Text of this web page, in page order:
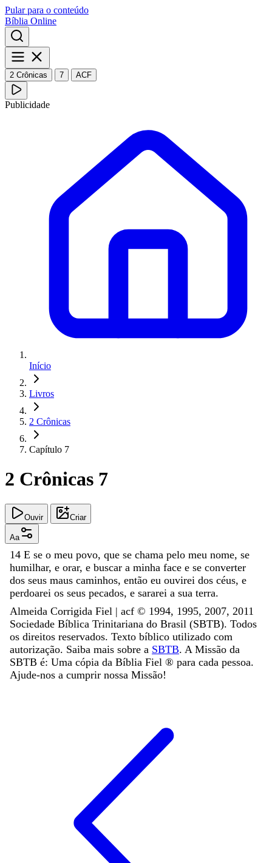
Pular para o conteúdo
Bíblia Online
2 Crônicas 7 ACF
Publicidade
Início
Livros
2 Crônicas
Capítulo 7
2 Crônicas 7
Ouvir Criar
Aa
14 E se o meu povo, que se chama pelo meu nome, se
humilhar, e orar, e buscar a minha face e se converter
dos seus maus caminhos, então eu ouvirei dos céus, e
perdoarei os seus pecados, e sararei a sua terra.
Almeida Corrigida Fiel | acf ©️ 1994, 1995, 2007, 2011
Sociedade Bíblica Trinitariana do Brasil (SBTB). Todos
os direitos reservados. Texto bíblico utilizado com
autorização. Saiba mais sobre a SBTB. A Missão da
SBTB é: Uma cópia da Bíblia Fiel ®️ para cada pessoa.
Ajude-nos a cumprir nossa Missão!